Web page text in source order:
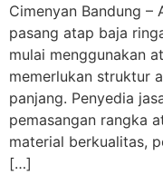
Cimenyan Bandung –
pasang atap baja
mulai menggunakan
memerlukan struktur
panjang. Penyedia
pemasangan rangka
material berkualitas,
[…]